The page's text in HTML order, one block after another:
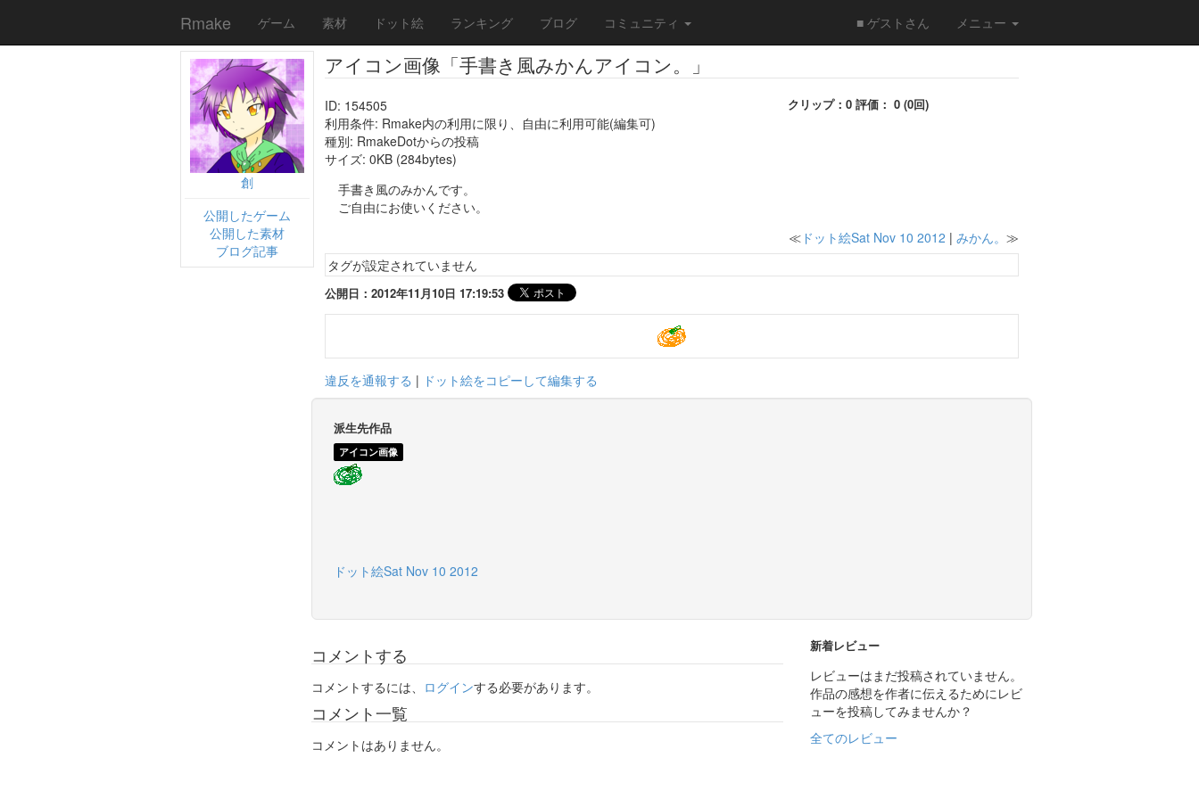
Rmake ゲーム 素材 ドット絵 ランキング ブログ コミュニティ ■ ゲストさん メニュー
創
公開したゲーム
公開した素材
ブログ記事
アイコン画像「手書き風みかんアイコン。」
ID: 154505
利用条件: Rmake内の利用に限り、自由に利用可能(編集可)
種別: RmakeDotからの投稿
サイズ: 0KB (284bytes)
クリップ：0 評価： 0 (0回)
手書き風のみかんです。
ご自由にお使いください。
≪ドット絵Sat Nov 10 2012 | みかん。 ≫
タグが設定されていません
公開日：2012年11月10日 17:19:53
違反を通報する | ドット絵をコピーして編集する
派生先作品
アイコン画像
ドット絵Sat Nov 10 2012
コメントする
コメントするには、 ログインする必要があります。
コメント一覧
コメントはありません。
新着レビュー
レビューはまだ投稿されていません。
作品の感想を作者に伝えるためにレビ
ューを投稿してみませんか？
全てのレビュー